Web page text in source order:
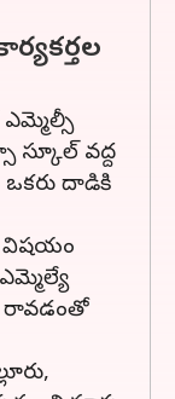
ఎమ్మెల్సీ
స్కూల్ వద్ద
ఒకరు దాడికి
విషయం
రావడంతో